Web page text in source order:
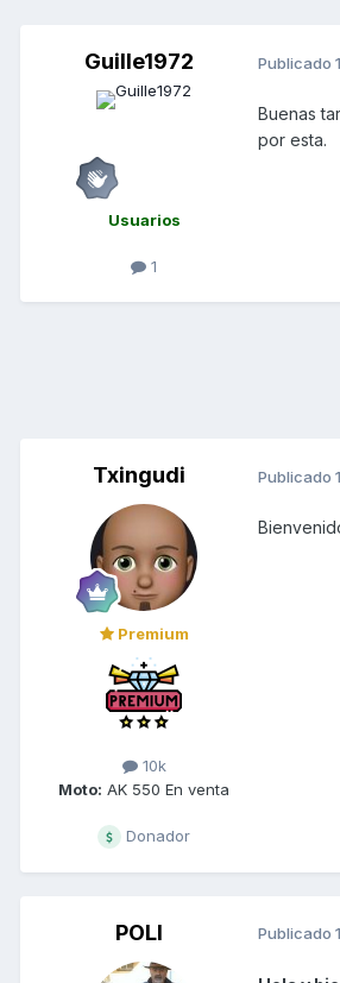
Guille1972
Usuarios
1
Publicado
Buenas
por esta.
Txingudi
Premium
10k
Moto: AK 550 En venta
Donador
Publicado
POLI Publicado